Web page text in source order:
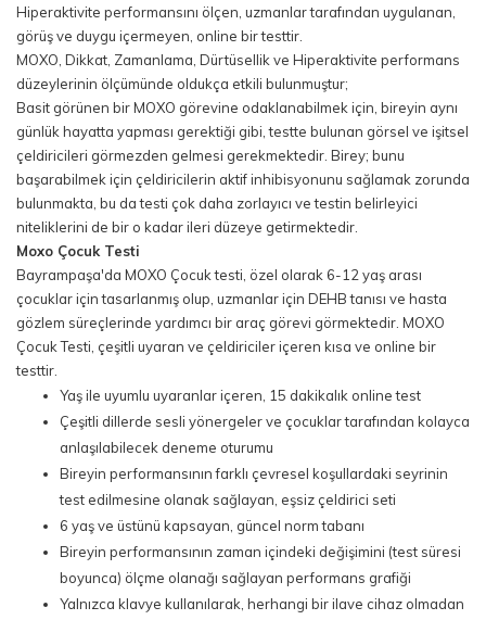
Hiperaktivite performansını ölçen, uzmanlar tarafından uygulanan,
görüş ve duygu içermeyen, online bir testtir.
MOXO, Dikkat, Zamanlama, Dürtüsellik ve Hiperaktivite performans
düzeylerinin ölçümünde oldukça etkili bulunmuştur;
Basit görünen bir MOXO görevine odaklanabilmek için, bireyin aynı
günlük hayatta yapması gerektiği gibi, testte bulunan görsel ve işitsel
çeldiricileri görmezden gelmesi gerekmektedir. Birey; bunu
başarabilmek için çeldiricilerin aktif inhibisyonunu sağlamak zorunda
bulunmakta, bu da testi çok daha zorlayıcı ve testin belirleyici
niteliklerini de bir o kadar ileri düzeye getirmektedir.
Moxo Çocuk Testi
Bayrampaşa'da MOXO Çocuk testi, özel olarak 6-12 yaş arası
çocuklar için tasarlanmış olup, uzmanlar için DEHB tanısı ve hasta
gözlem süreçlerinde yardımcı bir araç görevi görmektedir. MOXO
Çocuk Testi, çeşitli uyaran ve çeldiriciler içeren kısa ve online bir
testtir.
Yaş ile uyumlu uyaranlar içeren, 15 dakikalık online test
Çeşitli dillerde sesli yönergeler ve çocuklar tarafından kolayca
anlaşılabilecek deneme oturumu
Bireyin performansının farklı çevresel koşullardaki seyrinin
test edilmesine olanak sağlayan, eşsiz çeldirici seti
6 yaş ve üstünü kapsayan, güncel norm tabanı
Bireyin performansının zaman içindeki değişimini (test süresi
boyunca) ölçme olanağı sağlayan performans grafiği
Yalnızca klavye kullanılarak, herhangi bir ilave cihaz olmadan